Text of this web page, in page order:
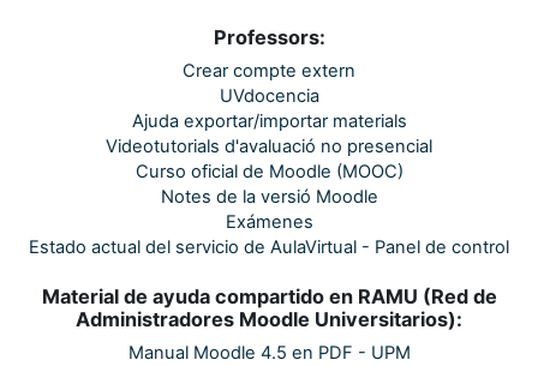
Professors:
Crear compte extern
UVdocencia
Ajuda exportar/importar materials
Videotutorials d'avaluació no presencial
Curso oficial de Moodle (MOOC)
Notes de la versió Moodle
Exámenes
Estado actual del servicio de AulaVirtual - Panel de control
Material de ayuda compartido en RAMU (Red de
Administradores Moodle Universitarios):
Manual Moodle 4.5 en PDF - UPM